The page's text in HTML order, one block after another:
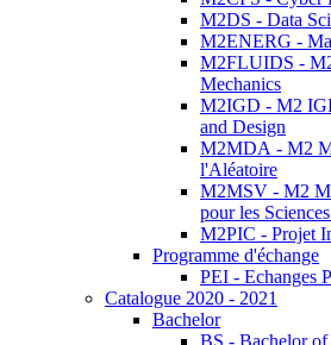
M2DS - Data
M2ENERG -
M2FLUIDS -
Mechanics
M2IGD - M2
and Design
M2MDA - M2
l'Aléatoire
M2MSV - M2
pour les
M2PIC - Projet
Programme d'échange
PEI - Echanges
Catalogue 2020 - 2021
Bachelor
BS - Bachelor of